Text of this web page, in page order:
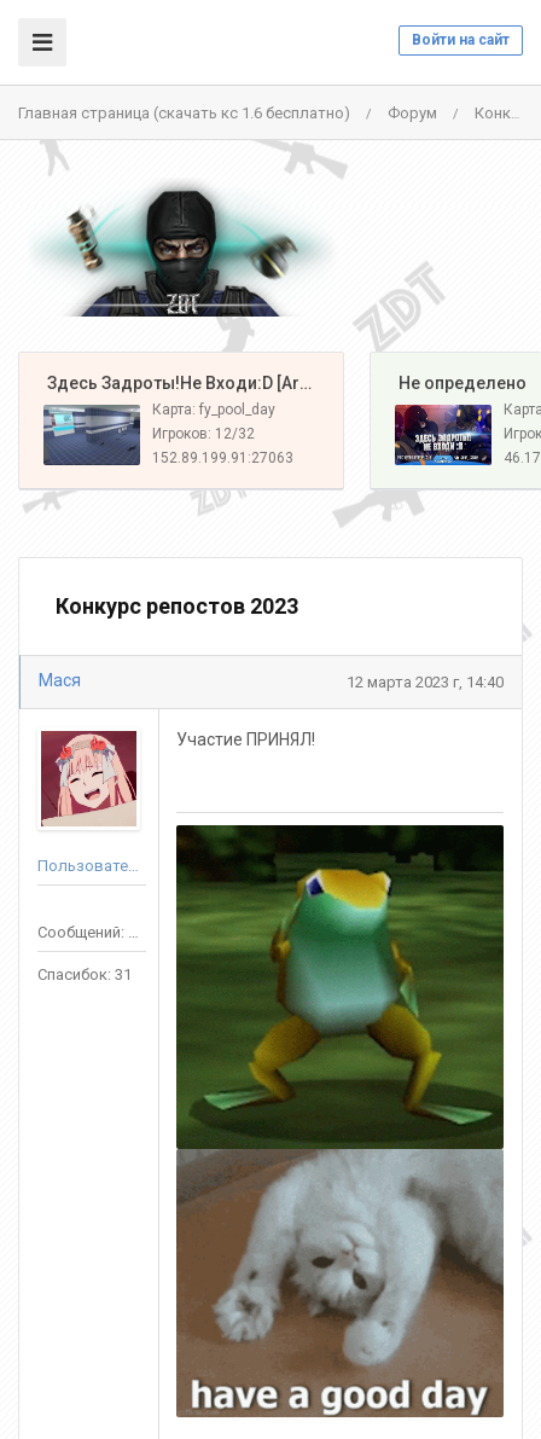
Войти на сайт
Главная страница (скачать кс 1.6 бесплатно) / Форум / Конкурсы серверов проекта
️ Здесь Задроты!Не Входи:D [Army#1]
Карта: fy_pool_day
Игроков: 12/32
152.89.199.91:27063
️ Не определено
Конкурс репостов 2023
Мася 12 марта 2023 г, 14:40
Пользователь
Сообщений: 232
Спасибок: 31
Участие ПРИНЯЛ!